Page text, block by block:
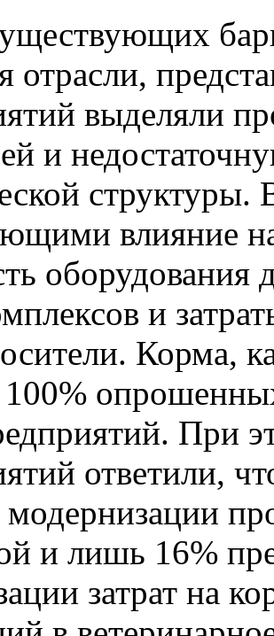
отрасли,
выделяли
и
влияние
оборудования
и
Корма,
100%
При
ответили,
модернизации
и лишь 16%
затрат на